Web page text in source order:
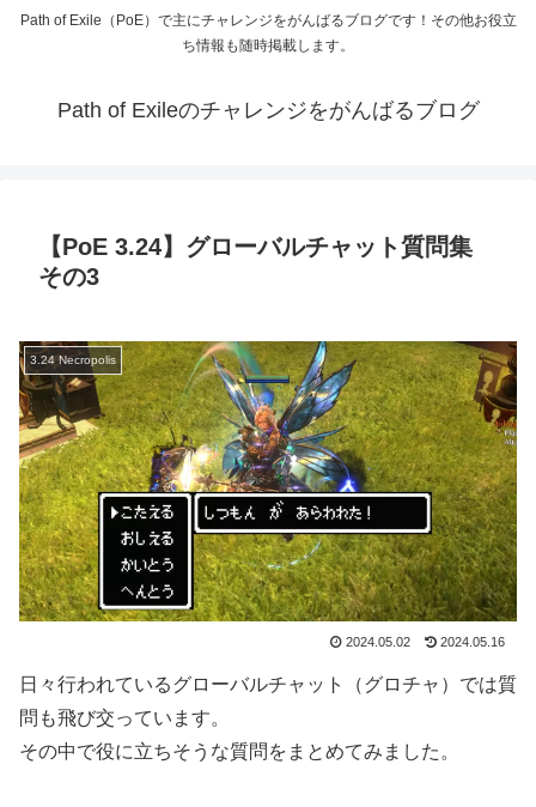
Path of Exile（PoE）で主にチャレンジをがんばるブログです！その他お役立
ち情報も随時掲載します。
Path of Exileのチャレンジをがんばるブログ
【PoE 3.24】グローバルチャット質問集
その3
3.24 Necropolis
2024.05.02 2024.05.16
日々行われているグローバルチャット（グロチャ）では質
問も飛び交っています。
その中で役に立ちそうな質問をまとめてみました。